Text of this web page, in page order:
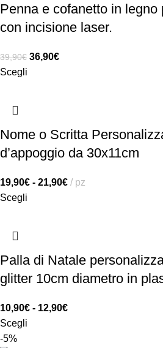
Penna e cofanetto in legno
con incisione laser.
39,90€ 36,90€
Scegli
Nome o Scritta
d’appoggio da 30x11cm
19,90€ - 21,90€
pz
Scegli
Palla di Natale
glitter 10cm diametro in
10,90€ - 12,90€
Scegli
-5%